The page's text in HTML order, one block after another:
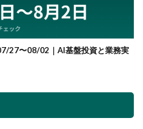
27〜08/02｜AI基盤投資と業務実